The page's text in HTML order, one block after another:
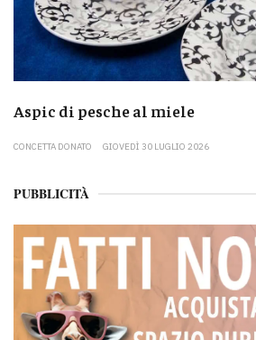
Aspic di pesche al miele
CONCETTA DONATO GIOVEDÌ 30 LUGLIO 2026
PUBBLICITÀ